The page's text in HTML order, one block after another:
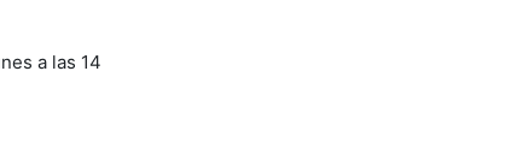
a las 14